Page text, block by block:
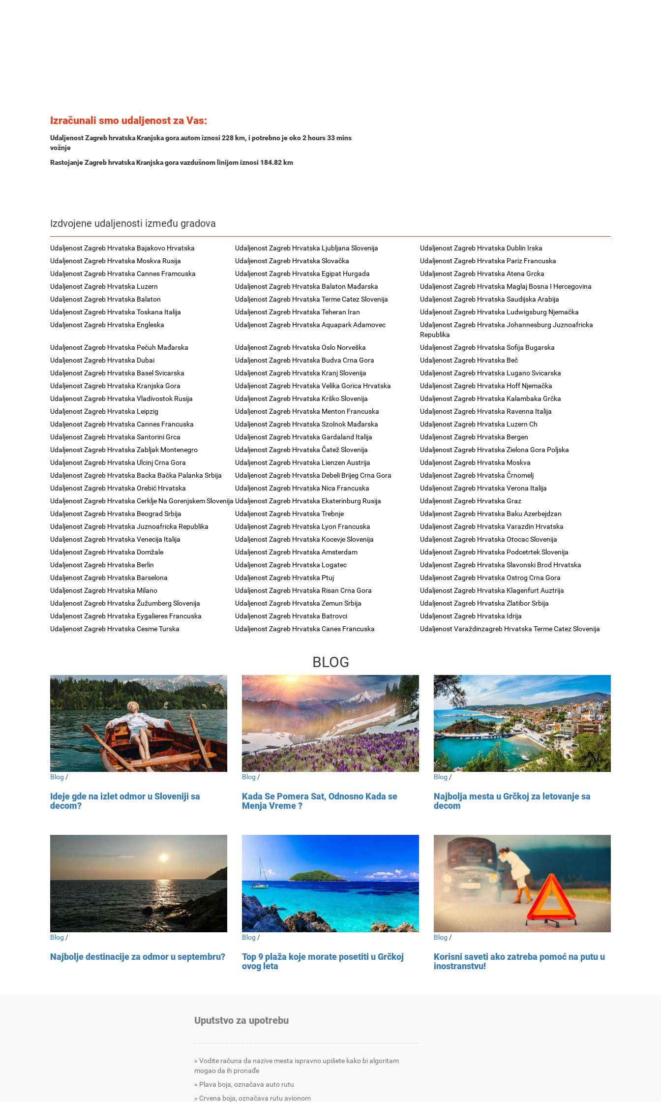
Izračunali smo udaljenost za Vas:
Udaljenost Zagreb hrvatska Kranjska gora autom iznosi 228 km, i potrebno je oko2 hours 33 mins
vožnje
Rastojanje Zagreb hrvatska Kranjska gora vazdušnom linijom iznosi 184.82 km
Izdvojene udaljenosti između gradova
Udaljenost Zagreb Hrvatska Bajakovo Hrvatska Udaljenost Zagreb Hrvatska Ljubljana Slovenija
Udaljenost Zagreb Hrvatska Dublin Irska
Udaljenost Zagreb Hrvatska Moskva Rusija
Udaljenost Zagreb Hrvatska Slovačka
Udaljenost Zagreb Hrvatska Pariz Francuska
Udaljenost Zagreb Hrvatska Cannes Framcuska
Udaljenost Zagreb Hrvatska Egipat Hurgada
Udaljenost Zagreb Hrvatska Atena Grcka
Udaljenost Zagreb Hrvatska Luzern
Udaljenost Zagreb Hrvatska Balaton Mađarska
Udaljenost Zagreb Hrvatska Maglaj Bosna I Hercegovina
Udaljenost Zagreb Hrvatska Balaton
Udaljenost Zagreb Hrvatska Terme Catez Slovenija
Udaljenost Zagreb Hrvatska Saudijska Arabija
Udaljenost Zagreb Hrvatska Toskana Italija
Udaljenost Zagreb Hrvatska Teheran Iran
Udaljenost Zagreb Hrvatska Ludwigsburg Njemačka
Udaljenost Zagreb Hrvatska Engleska
Udaljenost Zagreb Hrvatska Aquapark Adamovec
Udaljenost Zagreb Hrvatska Johannesburg Juznoafricka
Republika
Udaljenost Zagreb Hrvatska Pečuh Mađarska
Udaljenost Zagreb Hrvatska Oslo Norveška
Udaljenost Zagreb Hrvatska Sofija Bugarska
Udaljenost Zagreb Hrvatska Dubai
Udaljenost Zagreb Hrvatska Budva Crna Gora
Udaljenost Zagreb Hrvatska Beč
Udaljenost Zagreb Hrvatska Basel Svicarska
Udaljenost Zagreb Hrvatska Kranj Slovenija
Udaljenost Zagreb Hrvatska Lugano Svicarska
Udaljenost Zagreb Hrvatska Kranjska Gora
Udaljenost Zagreb Hrvatska Velika Gorica Hrvatska
Udaljenost Zagreb Hrvatska Hoff Njemačka
Udaljenost Zagreb Hrvatska Vladivostok Rusija
Udaljenost Zagreb Hrvatska Krško Slovenija
Udaljenost Zagreb Hrvatska Kalambaka Grčka
Udaljenost Zagreb Hrvatska Leipzig
Udaljenost Zagreb Hrvatska Menton Francuska
Udaljenost Zagreb Hrvatska Ravenna Italija
Udaljenost Zagreb Hrvatska Cannes Francuska
Udaljenost Zagreb Hrvatska Szolnok Mađarska
Udaljenost Zagreb Hrvatska Luzern Ch
Udaljenost Zagreb Hrvatska Santorini Grca
Udaljenost Zagreb Hrvatska Gardaland Italija
Udaljenost Zagreb Hrvatska Bergen
Udaljenost Zagreb Hrvatska Zabljak Montenegro
Udaljenost Zagreb Hrvatska Čatež Slovenija
Udaljenost Zagreb Hrvatska Zielona Gora Poljska
Udaljenost Zagreb Hrvatska Ulcinj Crna Gora
Udaljenost Zagreb Hrvatska Lienzen Austrija
Udaljenost Zagreb Hrvatska Moskva
Udaljenost Zagreb Hrvatska Backa Bačka Palanka Srbija
Udaljenost Zagreb Hrvatska Debeli Brijeg Crna Gora
Udaljenost Zagreb Hrvatska Črnomelj
Udaljenost Zagreb Hrvatska Orebić Hrvatska
Udaljenost Zagreb Hrvatska Nica Francuska
Udaljenost Zagreb Hrvatska Verona Italija
Udaljenost Zagreb Hrvatska Cerklje Na Gorenjskem Slovenija Udaljenost Zagreb Hrvatska Ekaterinburg Rusija
Udaljenost Zagreb Hrvatska Graz
Udaljenost Zagreb Hrvatska Beograd Srbija
Udaljenost Zagreb Hrvatska Trebnje
Udaljenost Zagreb Hrvatska Baku Azerbejdzan
Udaljenost Zagreb Hrvatska Juznoafricka Republika
Udaljenost Zagreb Hrvatska Lyon Francuska
Udaljenost Zagreb Hrvatska Varazdin Hrvatska
Udaljenost Zagreb Hrvatska Venecija Italija
Udaljenost Zagreb Hrvatska Kocevje Slovenija
Udaljenost Zagreb Hrvatska Otocac Slovenija
Udaljenost Zagreb Hrvatska Domžale
Udaljenost Zagreb Hrvatska Amsterdam
Udaljenost Zagreb Hrvatska Podcetrtek Slovenija
Udaljenost Zagreb Hrvatska Berlin
Udaljenost Zagreb Hrvatska Logatec
Udaljenost Zagreb Hrvatska Slavonski Brod Hrvatska
Udaljenost Zagreb Hrvatska Barselona
Udaljenost Zagreb Hrvatska Ptuj
Udaljenost Zagreb Hrvatska Ostrog Crna Gora
Udaljenost Zagreb Hrvatska Milano
Udaljenost Zagreb Hrvatska Risan Crna Gora
Udaljenost Zagreb Hrvatska Klagenfurt Auztrija
Udaljenost Zagreb Hrvatska Žužumberg Slovenija
Udaljenost Zagreb Hrvatska Zemun Srbija
Udaljenost Zagreb Hrvatska Zlatibor Srbija
Udaljenost Zagreb Hrvatska Eygalieres Francuska
Udaljenost Zagreb Hrvatska Batrovci
Udaljenost Zagreb Hrvatska Idrija
Udaljenost Zagreb Hrvatska Cesme Turska
Udaljenost Zagreb Hrvatska Canes Francuska Udaljenost Varaždinzagreb Hrvatska Terme Catez Slovenija
BLOG
Blog /
Ideje gde na izlet odmor u Sloveniji sa
decom?
Blog /
Kada Se Pomera Sat, Odnosno Kada se
Menja Vreme ?
Blog /
Najbolja mesta u Grčkoj za letovanje sa
decom
Blog /
Najbolje destinacije za odmor u septembru?
Blog /
Top 9 plaža koje morate posetiti u Grčkoj
ovog leta
Blog /
Korisni saveti ako zatreba pomoć na putu u
inostranstvu!
Uputstvo za upotrebu
Vodite računa da nazive mesta ispravno upišete kako bi algoritam
mogao da ih pronađe
Plava boja, označava auto rutu
Crvena boja, označava rutu avionom